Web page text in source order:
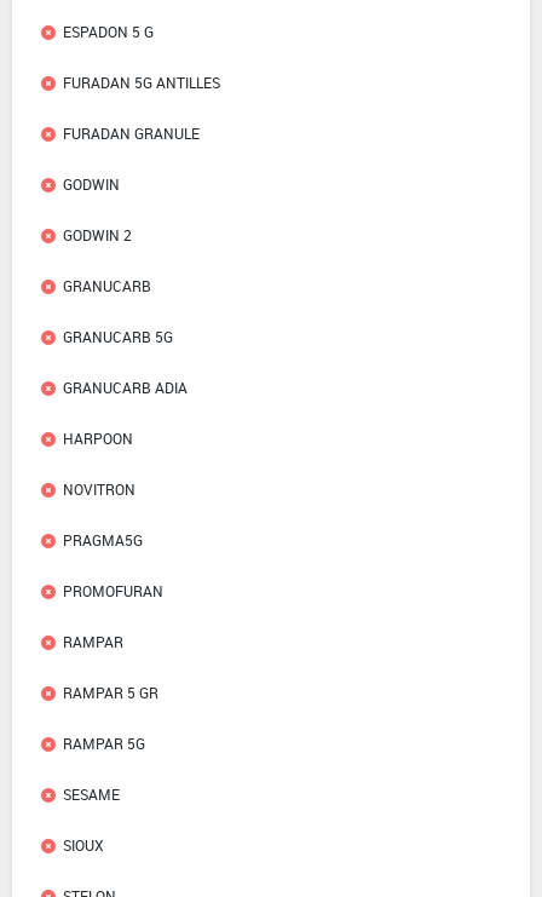
ESPADON 5 G
FURADAN 5G ANTILLES
FURADAN GRANULE
GODWIN
GODWIN 2
GRANUCARB
GRANUCARB 5G
GRANUCARB ADIA
HARPOON
NOVITRON
PRAGMA5G
PROMOFURAN
RAMPAR
RAMPAR 5 GR
RAMPAR 5G
SESAME
SIOUX